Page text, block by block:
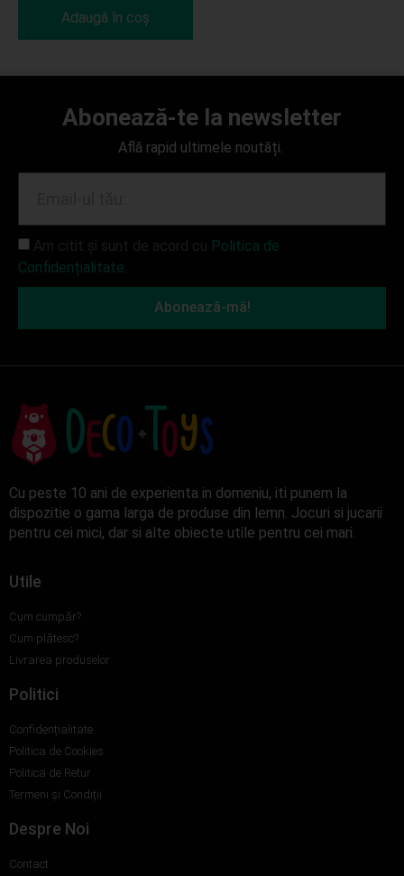
Adaugă în coș
Abonează-te la newsletter
Află rapid ultimele noutăți.
Politica de
Confidențialitate.
Abonează-mă!
Cu peste 10 ani de experienta in domeniu, iti punem la
dispozitie o gama larga de produse din lemn. Jocuri si jucarii
pentru cei mici, dar si alte obiecte utile pentru cei mari.
Utile
Cum cumpăr?
Cum plătesc?
Livrarea produselor
Politici
Confidențialitate
Politica de Cookies
Politica de Retur
Termeni și Condiții
Despre Noi
Contact